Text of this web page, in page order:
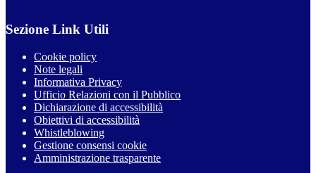
Sezione Link Utili
Cookie policy
Note legali
Informativa Privacy
Ufficio Relazioni con il Pubblico
Dichiarazione di accessibilità
Obiettivi di accessibilità
Whistleblowing
Gestione consensi cookie
Amministrazione trasparente